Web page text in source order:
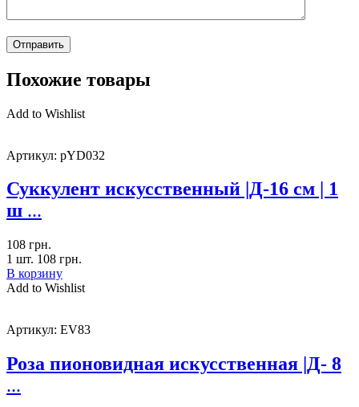
Похожие товары
Add to Wishlist
Артикул: pYD032
Суккулент искусственный |Д-16 см | 1
ш ...
108 грн.
1 шт. 108 грн.
В корзину
Add to Wishlist
Артикул: EV83
Роза пионовидная искусственная |Д- 8
...